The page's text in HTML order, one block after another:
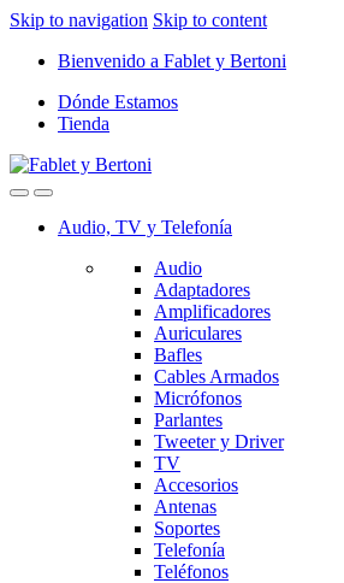
Skip to navigation Skip to content
Bienvenido a Fablet y Bertoni
Dónde Estamos
Tienda
Audio, TV y Telefonía
Audio
Adaptadores
Amplificadores
Auriculares
Bafles
Cables Armados
Micrófonos
Parlantes
Tweeter y Driver
TV
Accesorios
Antenas
Soportes
Telefonía
Teléfonos